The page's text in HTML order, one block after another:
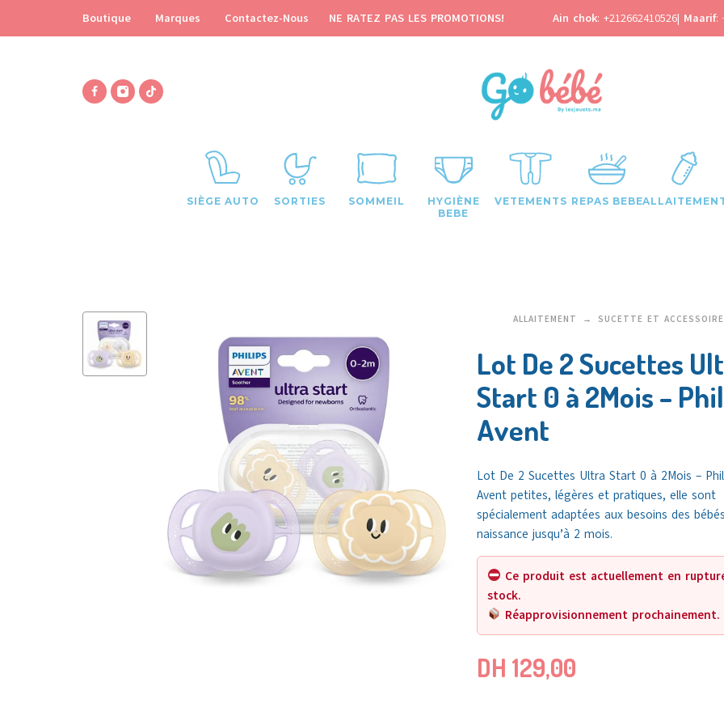
Boutique Marques Contactez-Nous NE RATEZ PAS LES PROMOTIONS! Ain chok: +212662410526| Maarif:
SIÈGE AUTO SORTIES SOMMEIL
HYGIÈNE
BEBE
VETEMENTS REPAS BEBE
ALLAITEMENT SUCETTE ET
Lot De 2 Sucettes
Start 0 à 2Mois –
Avent
Lot De 2 Sucettes Ultra Start 0 à 2Mois –
Avent petites, légères et pratiques, elle sont
spécialement adaptées aux besoins des
naissance jusqu’à 2 mois.
Ce produit est actuellement en
stock.
Réapprovisionnement prochainement.
DH 129,00